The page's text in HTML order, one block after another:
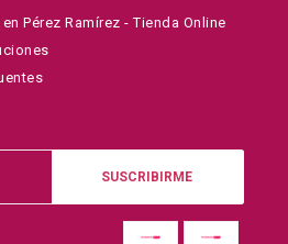
SUSCRIBIRME
Pérez Ramírez - Tienda Online